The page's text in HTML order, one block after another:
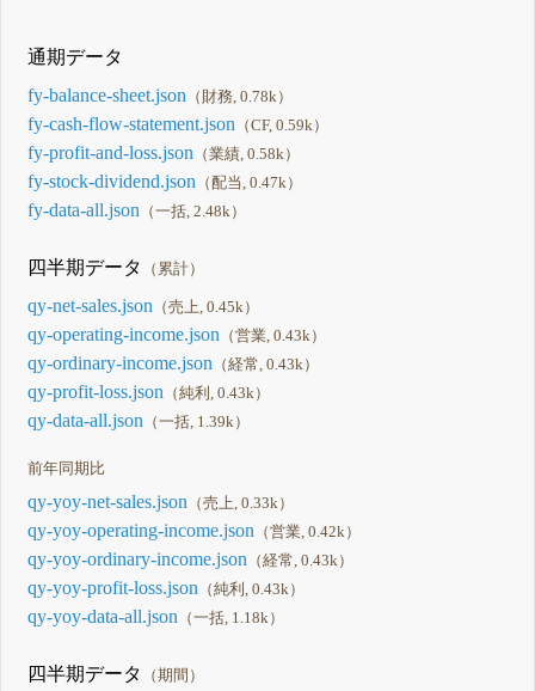
通期データ
fy-balance-sheet.json （財務, 0.78k）
fy-cash-flow-statement.json （CF, 0.59k）
fy-profit-and-loss.json （業績, 0.58k）
fy-stock-dividend.json （配当, 0.47k）
fy-data-all.json （一括, 2.48k）
四半期データ （累計）
qy-net-sales.json （売上, 0.45k）
qy-operating-income.json （営業, 0.43k）
qy-ordinary-income.json （経常, 0.43k）
qy-profit-loss.json （純利, 0.43k）
qy-data-all.json （一括, 1.39k）
前年同期比
qy-yoy-net-sales.json （売上, 0.33k）
qy-yoy-operating-income.json （営業, 0.42k）
qy-yoy-ordinary-income.json （経常, 0.43k）
qy-yoy-profit-loss.json （純利, 0.43k）
qy-yoy-data-all.json （一括, 1.18k）
四半期データ （期間）